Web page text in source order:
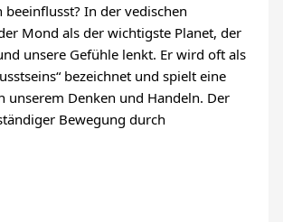
beeinflusst? In der vedischen
Mond als der wichtigste Planet, der
unsere Gefühle lenkt. Er wird oft als
bezeichnet und spielt eine
unserem Denken und Handeln. Der
Bewegung durch